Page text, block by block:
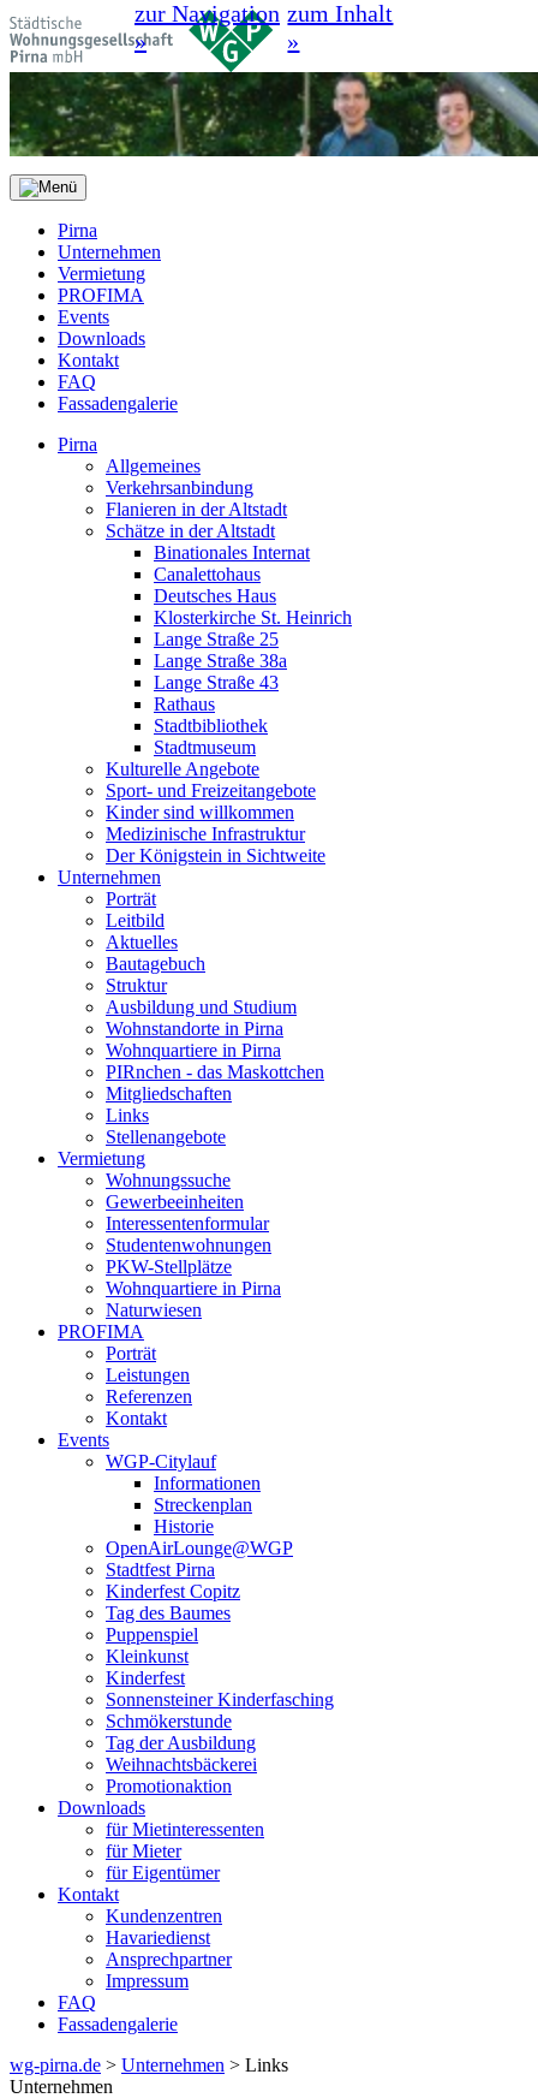
zur Navigation
»
zum Inhalt
»
Pirna
Unternehmen
Vermietung
PROFIMA
Events
Downloads
Kontakt
FAQ
Fassadengalerie
Pirna
Allgemeines
Verkehrsanbindung
Flanieren in der Altstadt
Schätze in der Altstadt
Binationales Internat
Canalettohaus
Deutsches Haus
Klosterkirche St. Heinrich
Lange Straße 25
Lange Straße 38a
Lange Straße 43
Rathaus
Stadtbibliothek
Stadtmuseum
Kulturelle Angebote
Sport- und Freizeitangebote
Kinder sind willkommen
Medizinische Infrastruktur
Der Königstein in Sichtweite
Unternehmen
Porträt
Leitbild
Aktuelles
Bautagebuch
Struktur
Ausbildung und Studium
Wohnstandorte in Pirna
Wohnquartiere in Pirna
PIRnchen - das Maskottchen
Mitgliedschaften
Links
Stellenangebote
Vermietung
Wohnungssuche
Gewerbeeinheiten
Interessentenformular
Studentenwohnungen
PKW-Stellplätze
Wohnquartiere in Pirna
Naturwiesen
PROFIMA
Porträt
Leistungen
Referenzen
Kontakt
Events
WGP-Citylauf
Informationen
Streckenplan
Historie
OpenAirLounge@WGP
Stadtfest Pirna
Kinderfest Copitz
Tag des Baumes
Puppenspiel
Kleinkunst
Kinderfest
Sonnensteiner Kinderfasching
Schmökerstunde
Tag der Ausbildung
Weihnachtsbäckerei
Promotionaktion
Downloads
für Mietinteressenten
für Mieter
für Eigentümer
Kontakt
Kundenzentren
Havariedienst
Ansprechpartner
Impressum
FAQ
Fassadengalerie
wg-pirna.de > Unternehmen > Links
Unternehmen